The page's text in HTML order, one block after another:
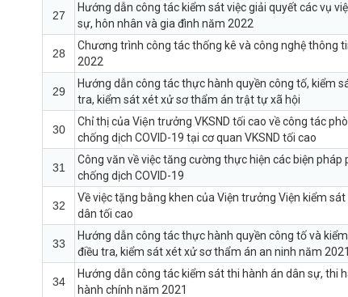
27
Hướng dẫn công tác kiểm sát việc giải quyết các vụ
sự, hôn nhân và gia đình năm 2022
28
Chương trình công tác thống kê và công nghệ thông
2022
29
Hướng dẫn công tác thực hành quyền công tố, kiểm
tra, kiểm sát xét xử sơ thẩm án trật tự xã hội
30
Chỉ thị của Viện trưởng VKSND tối cao về công tác
chống dịch COVID-19 tại cơ quan VKSND tối cao
31
Công văn về việc tăng cường thực hiện các biện pháp
chống dịch COVID-19
32
Về việc tặng bằng khen của Viện trưởng Viện kiểm sát
dân tối cao
33
Hướng dẫn công tác thực hành quyền công tố và
điều tra, kiểm sát xét xử sơ thẩm án an ninh năm 2021
34
Hướng dẫn công tác kiểm sát thi hành án dân sự, thi
hành chính năm 2021